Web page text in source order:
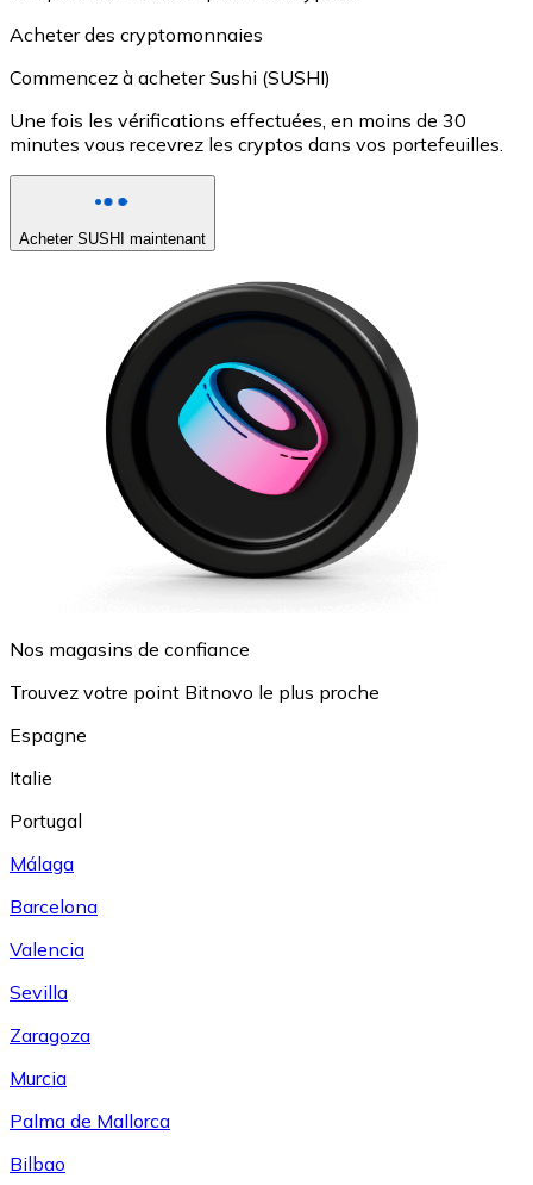
Acheter des cryptomonnaies
Commencez à acheter Sushi (SUSHI)
Une fois les vérifications effectuées, en moins de 30
minutes vous recevrez les cryptos dans vos portefeuilles.
Acheter SUSHI maintenant
Nos magasins de confiance
Trouvez votre point Bitnovo le plus proche
Espagne
Italie
Portugal
Málaga
Barcelona
Valencia
Sevilla
Zaragoza
Murcia
Palma de Mallorca
Bilbao